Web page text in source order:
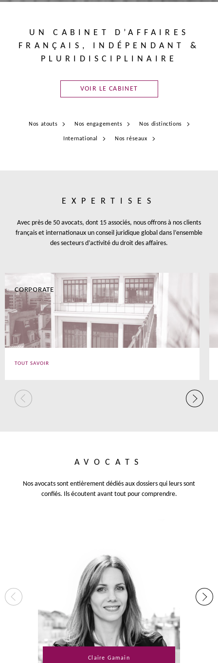
UN CABINET D’AFFAIRES
FRANÇAIS,
INDÉPENDANT &
PLURIDISCIPLINAIRE
VOIR LE CABINET
Nos atouts Nos engagements Nos distinctions
International Nos réseaux
EXPERTISES
Avec près de 50 avocats, dont 15 associés, nous offrons à nos clients
français et internationaux un conseil juridique global dans l’ensemble
des secteurs d’activité du droit des affaires.
CORPORATE
TOUT SAVOIR
AVOCATS
Nos avocats sont entièrement dédiés aux dossiers qui leurs sont
confiés. Ils écoutent avant tout pour comprendre.
Claire Gamain